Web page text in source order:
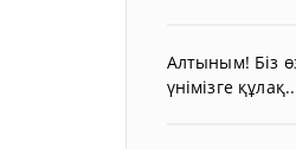
Алтыным! Біз
үнімізге